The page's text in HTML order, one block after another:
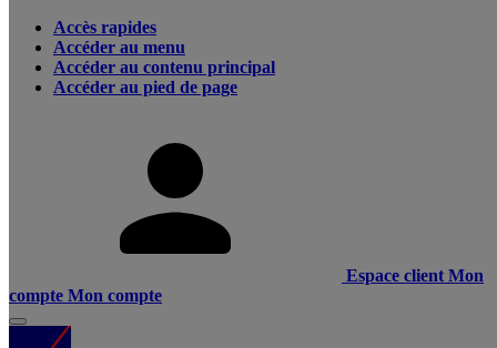
Accès rapides
Accéder au menu
Accéder au contenu principal
Accéder au pied de page
Espace client Mon
compte Mon compte